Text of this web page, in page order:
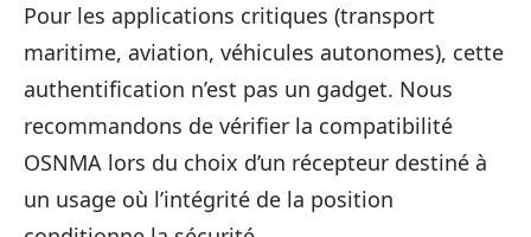
Pour les applications critiques (transport
maritime, aviation, véhicules autonomes), cette
authentification n’est pas un gadget. Nous
recommandons de vérifier la compatibilité
OSNMA lors du choix d’un récepteur destiné à
un usage où l’intégrité de la position